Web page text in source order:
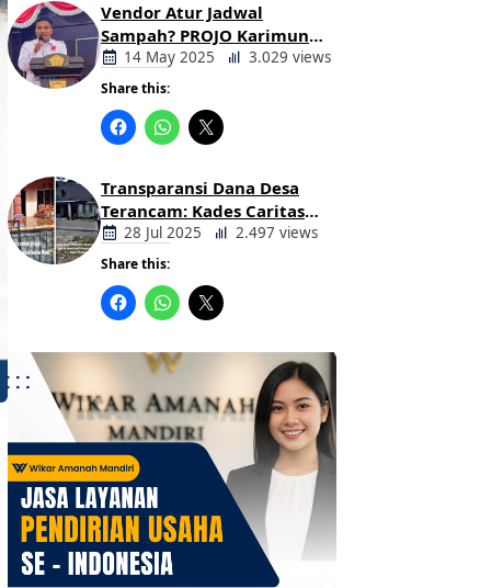
Vendor Atur Jadwal
Sampah? PROJO Karimun
Kritik Usulan PT AGB
14 May 2025 3.029 views
Share this:
Transparansi Dana Desa
Terancam: Kades Caritas
Sogawunasi Diduga
Gelapkan Bantuan untuk
Warga
28 Jul 2025 2.497 views
Share this: